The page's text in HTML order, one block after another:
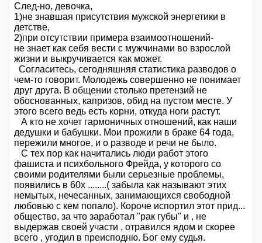
След-но, девочка,
1)не знавшая присутствия мужской энергетики в
детстве,
2)при отсутствии примера взаимоотношений-
не знает как себя вести с мужчинами во взрослой
жизни и выкручивается как может.
Согласитесь, сегодняшняя статистика разводов о
чем-то говорит. Молодежь совершенно не понимает
друг друга. В общении столько претензий не
обоснованных, капризов, обид на пустом месте. У
этого всего ведь есть корни, откуда ноги растут.
А кто не хочет гармоничных отношений, как наши
дедушки и бабушки. Мои прожили в браке 64 года,
пережили многое, и о разводе и речи не было.
С тех пор как начитались люди работ этого
фашиста и психбольного Фрейда, у которого со
своими родителями были серьезные проблемы,
появились в 60х ........( забыла как называют этих
немытых, нечесанных, занимающихся свободной
любовью с кем попало). Короче испортил этот прид...
общество, за что заработал "рак губы" и , не
выдержав своей участи , отравился ядом и скорее
всего , угодил в преисподню. Бог ему судья.